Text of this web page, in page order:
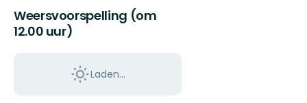
Weersvoorspelling (om
12.00 uur)
Laden…